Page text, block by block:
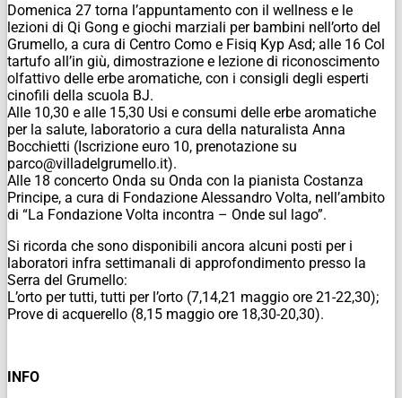
Domenica 27 torna l’appuntamento con il wellness e le
lezioni di Qi Gong e giochi marziali per bambini nell’orto del
Grumello, a cura di Centro Como e Fisiq Kyp Asd; alle 16 Col
tartufo all’in giù, dimostrazione e lezione di riconoscimento
olfattivo delle erbe aromatiche, con i consigli degli esperti
cinofili della scuola BJ.
Alle 10,30 e alle 15,30 Usi e consumi delle erbe aromatiche
per la salute, laboratorio a cura della naturalista Anna
Bocchietti (Iscrizione euro 10, prenotazione su
parco@villadelgrumello.it).
Alle 18 concerto Onda su Onda con la pianista Costanza
Principe, a cura di Fondazione Alessandro Volta, nell’ambito
di “La Fondazione Volta incontra – Onde sul lago”.
Si ricorda che sono disponibili ancora alcuni posti per i
laboratori infra settimanali di approfondimento presso la
Serra del Grumello:
L’orto per tutti, tutti per l’orto (7,14,21 maggio ore 21-22,30);
Prove di acquerello (8,15 maggio ore 18,30-20,30).
INFO